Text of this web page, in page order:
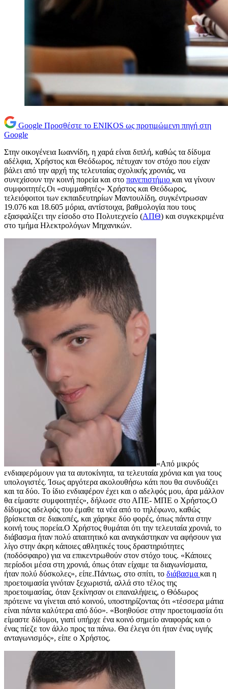
Google Προσθέστε το ENIKOS ως προτιμώμενη πηγή στη
Google
Στην οικογένεια Ιωαννίδη, η χαρά είναι διπλή, καθώς τα δίδυμα
αδέλφια, Χρήστος και Θεόδωρος, πέτυχαν τον στόχο που είχαν
βάλει από την αρχή της τελευταίας σχολικής χρονιάς, να
συνεχίσουν την κοινή πορεία και στο πανεπιστήμιο και να γίνουν
συμφοιτητές.Οι «συμμαθητές» Χρήστος και Θεόδωρος,
τελειόφοιτοι των εκπαιδευτηρίων Μαντουλίδη, συγκέντρωσαν
19.076 και 18.605 μόρια, αντίστοιχα, βαθμολογία που τους
εξασφαλίζει την είσοδο στο Πολυτεχνείο (ΑΠΘ) και συγκεκριμένα
στο τμήμα Ηλεκτρολόγων Μηχανικών.
«Από μικρός
ενδιαφερόμουν για τα αυτοκίνητα, τα τελευταία χρόνια και για τους
υπολογιστές. Ίσως αργότερα ακολουθήσω κάτι που θα συνδυάζει
και τα δύο. Το ίδιο ενδιαφέρον έχει και ο αδελφός μου, άρα μάλλον
θα είμαστε συμφοιτητές», δήλωσε στο ΑΠΕ- ΜΠΕ ο Χρήστος.Ο
δίδυμος αδελφός του έμαθε τα νέα από το τηλέφωνο, καθώς
βρίσκεται σε διακοπές, και χάρηκε δύο φορές, όπως πάντα στην
κοινή τους πορεία.Ο Χρήστος θυμάται ότι την τελευταία χρονιά, το
διάβασμα ήταν πολύ απαιτητικό και αναγκάστηκαν να αφήσουν για
λίγο στην άκρη κάποιες αθλητικές τους δραστηριότητες
(ποδόσφαιρο) για να επικεντρωθούν στον στόχο τους. «Κάποιες
περίοδοι μέσα στη χρονιά, όπως όταν είχαμε τα διαγωνίσματα,
ήταν πολύ δύσκολες», είπε.Πάντως, στο σπίτι, το διάβασμα και η
προετοιμασία γινόταν ξεχωριστά, αλλά στο τέλος της
προετοιμασίας, όταν ξεκίνησαν οι επαναλήψεις, ο Θόδωρος
πρότεινε να γίνεται από κοινού, υποστηρίζοντας ότι «τέσσερα μάτια
είναι πάντα καλύτερα από δύο». «Βοηθούσε στην προετοιμασία ότι
είμαστε δίδυμοι, γιατί υπήρχε ένα κοινό σημείο αναφοράς και ο
ένας πίεζε τον άλλο προς τα πάνω. Θα έλεγα ότι ήταν ένας υγιής
ανταγωνισμός», είπε ο Χρήστος.